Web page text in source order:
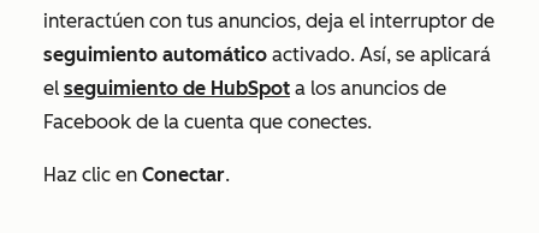
interactúen con tus anuncios, deja el interruptor de
seguimiento automático activado. Así, se aplicará
el seguimiento de HubSpot a los anuncios de
Facebook de la cuenta que conectes.
Haz clic en Conectar.